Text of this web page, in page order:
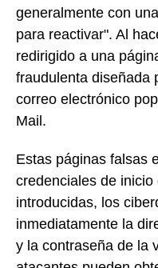
generalmente con
para reactivar". Al
redirigido a una
fraudulenta diseñada
correo electrónico
Mail.
Estas páginas falsas
credenciales de
introducidas, los
inmediatamente la
y la contraseña de la